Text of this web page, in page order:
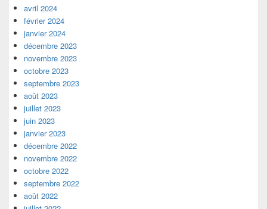
avril 2024
février 2024
janvier 2024
décembre 2023
novembre 2023
octobre 2023
septembre 2023
août 2023
juillet 2023
juin 2023
janvier 2023
décembre 2022
novembre 2022
octobre 2022
septembre 2022
août 2022